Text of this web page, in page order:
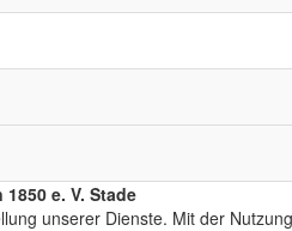
e. V. Stade
unserer Dienste. Mit der